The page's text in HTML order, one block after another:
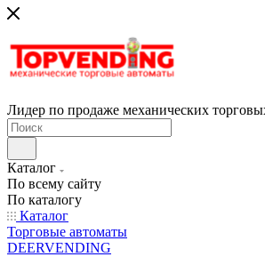
Лидер по продаже механических
Каталог
По всему сайту
По каталогу
Каталог
Торговые автоматы
DEERVENDING